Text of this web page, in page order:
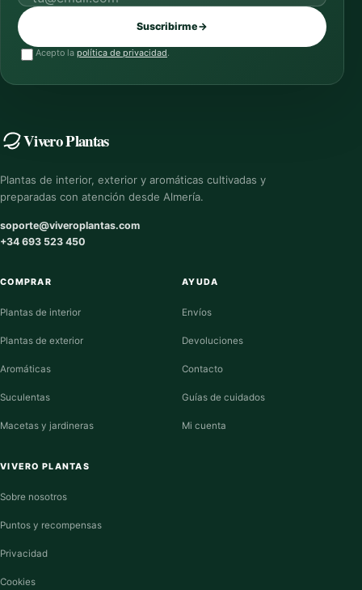
Suscribirme→
Acepto la política de privacidad.
Vivero Plantas
Plantas de interior, exterior y aromáticas cultivadas y
preparadas con atención desde Almería.
soporte@viveroplantas.com
+34 693 523 450
COMPRAR
Plantas de interior
Plantas de exterior
Aromáticas
Suculentas
Macetas y jardineras
AYUDA
Envíos
Devoluciones
Contacto
Guías de cuidados
Mi cuenta
VIVERO PLANTAS
Sobre nosotros
Puntos y recompensas
Privacidad
Cookies